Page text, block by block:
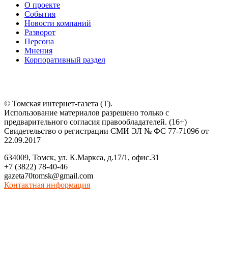
О проекте
События
Новости компаний
Разворот
Персона
Мнения
Корпоративный раздел
© Томская интернет-газета (Т).
Использование материалов разрешено только с
предварительного согласия правообладателей. (16+)
Свидетельство о регистрации СМИ ЭЛ № ФС 77-71096 от
22.09.2017
634009, Томск, ул. К.Маркса, д.17/1, офис.31
+7 (3822) 78-40-46
gazeta70tomsk@gmail.com
Контактная информация